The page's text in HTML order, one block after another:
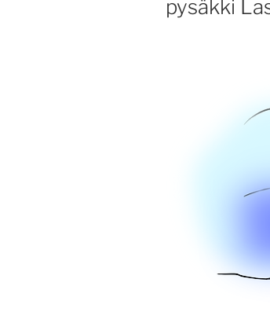
pysäkki